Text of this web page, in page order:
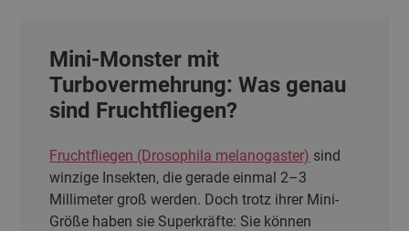
Mini-Monster mit
Turbovermehrung: Was genau
sind Fruchtfliegen?
Fruchtfliegen (Drosophila melanogaster) sind
winzige Insekten, die gerade einmal 2–3
Millimeter groß werden. Doch trotz ihrer Mini-
Größe haben sie Superkräfte: Sie können